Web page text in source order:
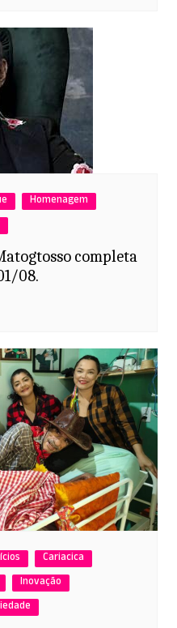
Homenagem
completa
08.
Cariacica
Inovação